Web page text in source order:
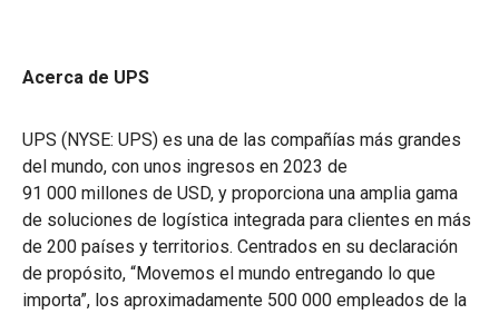
Acerca de UPS
UPS (NYSE: UPS) es una de las compañías más grandes
del mundo, con unos ingresos en 2023 de
91 000 millones de USD, y proporciona una amplia gama
de soluciones de logística integrada para clientes en más
de 200 países y territorios. Centrados en su declaración
de propósito, “Movemos el mundo entregando lo que
importa”, los aproximadamente 500 000 empleados de la